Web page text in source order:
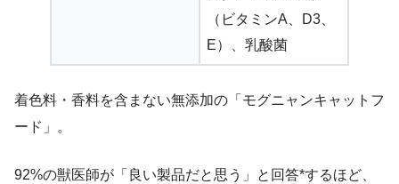
（ビタミンA、D3、
E）、乳酸菌
着色料・香料を含まない無添加の「モグニャンキャットフ
ード」。
92%の獣医師が「良い製品だと思う」と回答*するほど、